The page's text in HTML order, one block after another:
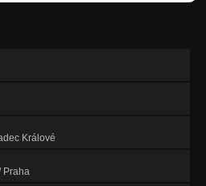
Králové
Praha